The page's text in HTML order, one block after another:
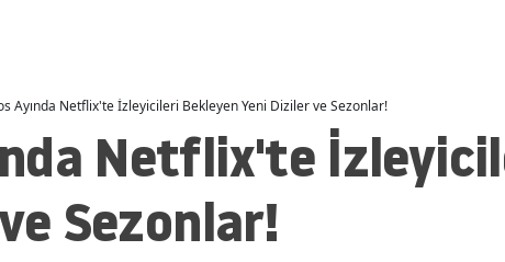
Ayında Netflix'te İzleyicileri Bekleyen Yeni Diziler ve Sezonlar!
Netflix'te
Sezonlar!